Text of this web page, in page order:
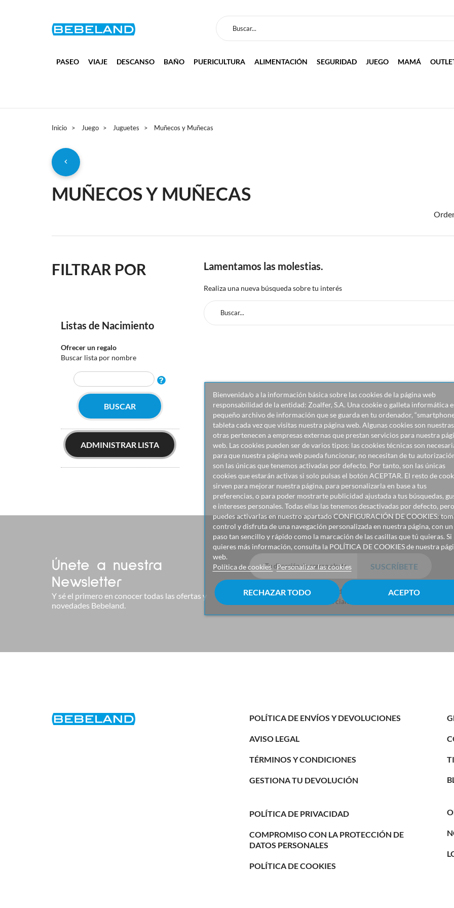
PASEO VIAJE DESCANSO BAÑO PUERICULTURA ALIMENTACIÓN SEGURIDAD JUEGO MAMÁ
Bienvenida/o a la información básica sobre las cookies de la página web
responsabilidad de la entidad: Zoalfer, S.A. Una cookie o galleta informática
pequeño archivo de información que se guarda en tu ordenador,
tableta cada vez que visitas nuestra página web. Algunas cookies son
otras pertenecen a empresas externas que prestan servicios para nuestra
web. Las cookies pueden ser de varios tipos: las cookies técnicas son
para que nuestra página web pueda funcionar, no necesitan de tu
son las únicas que tenemos activadas por defecto. Por tanto, son las únicas
cookies que estarán activas si solo pulsas el botón ACEPTAR. El resto de
sirven para mejorar nuestra página, para personalizarla en base a tus
preferencias, o para poder mostrarte publicidad ajustada a tus búsquedas,
e intereses personales. Todas ellas las tenemos desactivadas por defecto, pero
puedes activarlas en nuestro apartado CONFIGURACIÓN DE COOKIES:
control y disfruta de una navegación personalizada en nuestra página, con un
paso tan sencillo y rápido como la marcación de las casillas que tú quieras. Si
quieres más información, consulta la POLÍTICA DE COOKIES de nuestra
web.
Política de cookies Personalizar las cookies
RECHAZAR TODO ACEPTO
Inicio Juego Juguetes Muñecos y Muñecas
MUÑECOS Y MUÑECAS
Lamentamos las molestias.
Realiza una nueva búsqueda sobre tu interés
FILTRAR POR
Listas de Nacimiento
Ofrecer un regalo
Buscar lista por nombre
BUSCAR
ADMINISTRAR LISTA
Únete a nuestra
Newsletter
Y sé el primero en conocer todas las ofertas y
novedades Bebeland.
Consiento el uso de mis datos para recibir
comunicaciones comerciales de Bebeland
POLÍTICA DE ENVÍOS Y DEVOLUCIONES
AVISO LEGAL
TÉRMINOS Y CONDICIONES
GESTIONA TU DEVOLUCIÓN
POLÍTICA DE PRIVACIDAD
COMPROMISO CON LA PROTECCIÓN DE
DATOS PERSONALES
POLÍTICA DE COOKIES